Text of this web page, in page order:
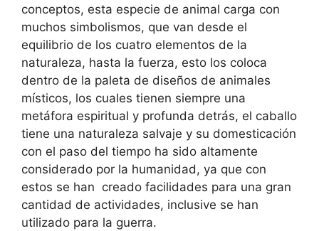
conceptos, esta especie de animal carga con
muchos simbolismos, que van desde el
equilibrio de los cuatro elementos de la
naturaleza, hasta la fuerza, esto los coloca
dentro de la paleta de diseños de animales
místicos, los cuales tienen siempre una
metáfora espiritual y profunda detrás, el caballo
tiene una naturaleza salvaje y su domesticación
con el paso del tiempo ha sido altamente
considerado por la humanidad, ya que con
estos se han creado facilidades para una gran
cantidad de actividades, inclusive se han
utilizado para la guerra.